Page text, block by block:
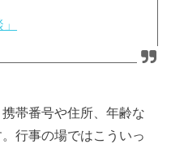
帯番号や住所、年齢な
行事の場ではこういっ